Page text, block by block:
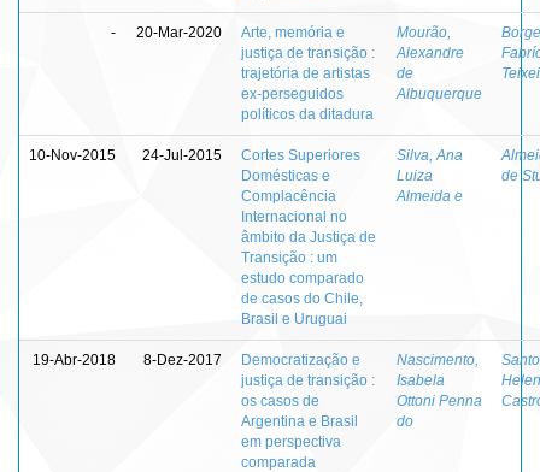
- 20-Mar-2020
Arte, memória e
justiça de transição :
trajetória de artistas
ex-perseguidos
políticos da ditadura
Mourão,
Alexandre
de
Albuquerque
10-Nov-2015 24-Jul-2015
Cortes Superiores
Domésticas e
Complacência
Internacional no
âmbito da Justiça de
Transição : um
estudo comparado
de casos do Chile,
Brasil e Uruguai
Silva, Ana
Luiza
Almeida e
de
19-Abr-2018 8-Dez-2017
Democratização e
justiça de transição :
os casos de
Argentina e Brasil
em perspectiva
comparada
Nascimento,
Isabela
Ottoni Penna
do